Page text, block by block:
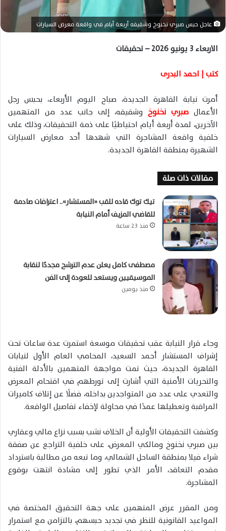
ت
ر
و
ن
ا
عاجل حبس صبري نخنوخ وشقيقه أربعة أيام في واقعة معرض السيارات
الاربعاء 3 يونيو 2026 – تحقيقات
كتب | احمد البدرى
أمرت نيابة القاهرة الجديدة، صباح اليوم الأربعاء، بحبس رجل
الأعمال صبري نخنوخوشقيقه، إلى جانب عدد من المتهمين
الآخرين، لمدة أربعة أيام احتياطيًا على ذمة التحقيقات، وذلك على
خلفية واقعة المشاجرة التي شهدها أحد معارض السيارات
الشهيرة بمنطقة القاهرة الجديدة.
مقالات ذات صلة
تيك توك قاده للقب «المستشار».. اعترافات صادمة
للقاضي المزيف أمام النيابة
منذ 23 ساعة
مصطفى كامل يعلن عدم الترشح مجددًا لنقابة
الموسيقيين ويستعد للعودة إلى الفن
منذ يومين
وجاء قرار النيابة عقب تحقيقات موسعة استمرت عدة ساعات تحت
إشراف المستشار أحمد السعيد، المحامي العام الأول لنيابات
القاهرة الجديدة، حيث تمت مواجهة المتهمين بالأدلة الفنية
والتحريات الأمنية التي أشارت إلى تورطهم في اقتحام المعرض
والتعدي على عدد من المتواجدين بداخله، فضلًا عن إتلاف كاميرات
المراقبة وتعطيلها عمدًا في محاولة لإخفاء تفاصيل الواقعة.
وكشفت التحقيقات الأولية أن الخلاف نشب بسبب نزاع مالي وعقاري
بين صبري نخنوخ ومالكي المعرض، على خلفية التراجع عن صفقة
شراء فيلا بمنطقة الساحل الشمالي، وما تبعه من مطالبة باسترداد
مقدم التعاقد، الأمر الذي تطور إلى مشادة انتهت بوقوع
المشاجرة.
ومن المقرر عرض المتهمين على جهة التحقيق المختصة في
المواعيد القانونية للنظر في تجديد حبسهم، بالتزامن مع استمرار